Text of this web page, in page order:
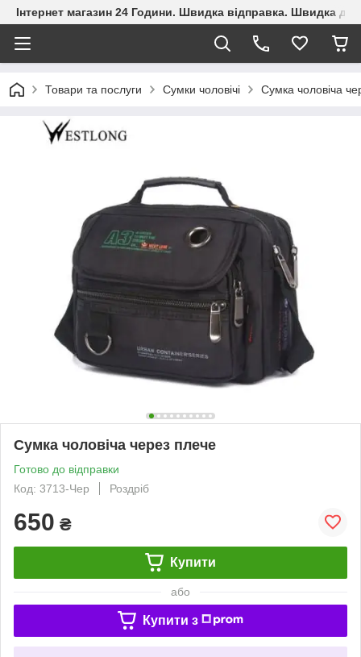
Інтернет магазин 24 Години. Швидка відправка. Швидка
Товари та послуги Сумки чоловічі Сумка чоловіча
Сумка чоловіча через плече
Готово до відправки
Код: 3713-Чер
Роздріб
650 ₴
Купити
або
Купити з